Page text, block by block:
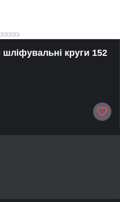
круги 152